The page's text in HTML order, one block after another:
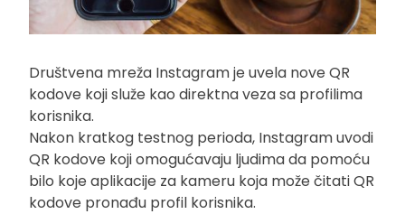
Društvena mreža Instagram je uvela nove QR
kodove koji služe kao direktna veza sa profilima
korisnika.
Nakon kratkog testnog perioda, Instagram uvodi
QR kodove koji omogućavaju ljudima da pomoću
bilo koje aplikacije za kameru koja može čitati QR
kodove pronađu profil korisnika.